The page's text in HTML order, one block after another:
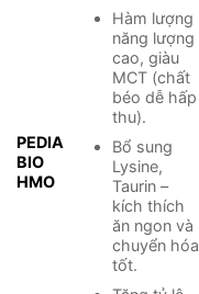
PEDIA
BIO
HMO
Hàm lượng
năng lượng
cao, giàu
MCT (chất
béo dễ hấp
thu).
Bổ sung
Lysine,
Taurin –
kích thích
ăn ngon và
chuyển hóa
tốt.